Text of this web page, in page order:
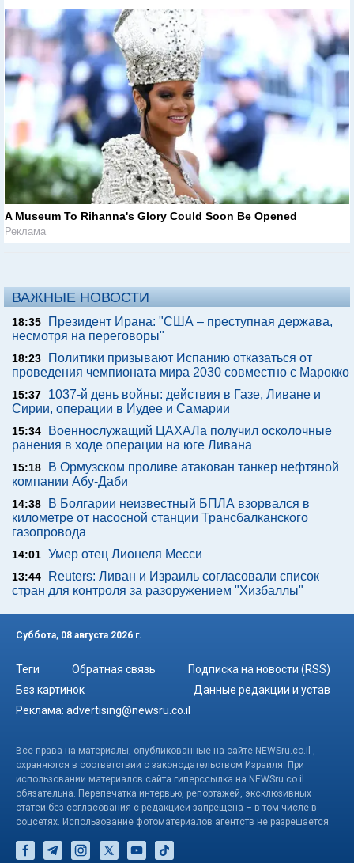
A Museum To Rihanna's Glory Could Soon Be Opened
Реклама
ВАЖНЫЕ НОВОСТИ
18:35
Президент Ирана: "США – преступная держава,
несмотря на переговоры"
18:23
Политики призывают Испанию отказаться от
проведения чемпионата мира 2030 совместно с Марокко
15:37
1037-й день войны: действия в Газе, Ливане и
Сирии, операции в Иудее и Самарии
15:34
Военнослужащий ЦАХАЛа получил осколочные
ранения в ходе операции на юге Ливана
15:18
В Ормузском проливе атакован танкер нефтяной
компании Абу-Даби
14:38
В Болгарии неизвестный БПЛА взорвался в
километре от насосной станции Трансбалканского
газопровода
14:01 Умер отец Лионеля Месси
13:44
Reuters: Ливан и Израиль согласовали список
стран для контроля за разоружением "Хизбаллы"
Суббота, 08 августа 2026 г.
Теги Обратная связь
Подписка на новости (RSS)
Без картинок
Данные редакции и устав
Реклама: advertising@newsru.co.il
Все права на материалы, опубликованные на сайте NEWSru.co.il ,
охраняются в соответствии с законодательством Израиля. При
использовании материалов сайта гиперссылка на NEWSru.co.il
обязательна. Перепечатка интервью, репортажей, эксклюзивных
статей без согласования с редакцией запрещена – в том числе в
соцсетях. Использование фотоматериалов агентств не разрешается.